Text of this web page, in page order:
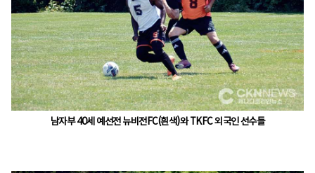
남자부 40세 예선전 뉴비전FC(흰색)와 TKFC 외국인 선수들